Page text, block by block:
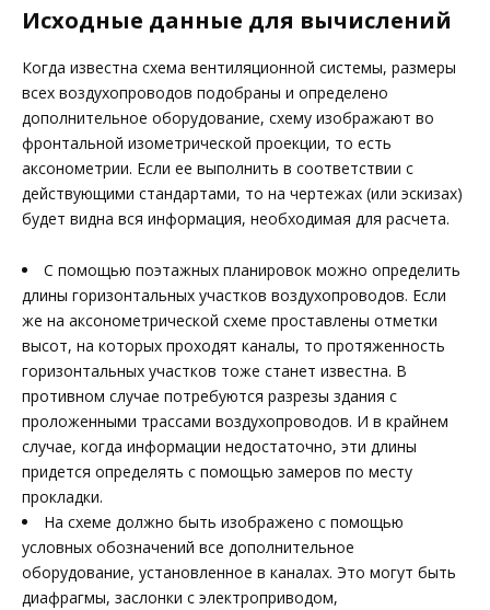
Исходные данные для вычислений
Когда известна схема вентиляционной системы, размеры
всех воздухопроводов подобраны и определено
дополнительное оборудование, схему изображают во
фронтальной изометрической проекции, то есть
аксонометрии. Если ее выполнить в соответствии с
действующими стандартами, то на чертежах (или эскизах)
будет видна вся информация, необходимая для расчета.
С помощью поэтажных планировок можно определить
длины горизонтальных участков воздухопроводов. Если
же на аксонометрической схеме проставлены отметки
высот, на которых проходят каналы, то протяженность
горизонтальных участков тоже станет известна. В
противном случае потребуются разрезы здания с
проложенными трассами воздухопроводов. И в крайнем
случае, когда информации недостаточно, эти длины
придется определять с помощью замеров по месту
прокладки.
На схеме должно быть изображено с помощью
условных обозначений все дополнительное
оборудование, установленное в каналах. Это могут быть
диафрагмы, заслонки с электроприводом,